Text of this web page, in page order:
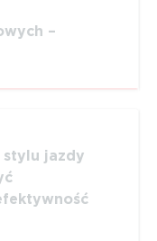
–
jazdy